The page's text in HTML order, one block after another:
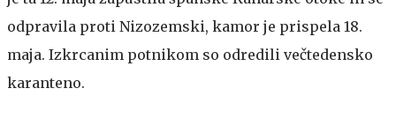
odpravila proti Nizozemski, kamor je prispela 18.
maja. Izkrcanim potnikom so odredili večtedensko
karanteno.